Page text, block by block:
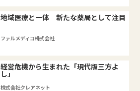
地域医療と一体 新たな薬局として注目
ファルメディコ株式会社
経営危機から生まれた「現代版三方よ
し」
株式会社クレアネット